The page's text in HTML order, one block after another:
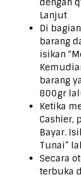
Lanjut
Di
barang
isikan
barang
800gr
Ketika
Cashier,
Bayar.
Tunai”
Secara
terbuka